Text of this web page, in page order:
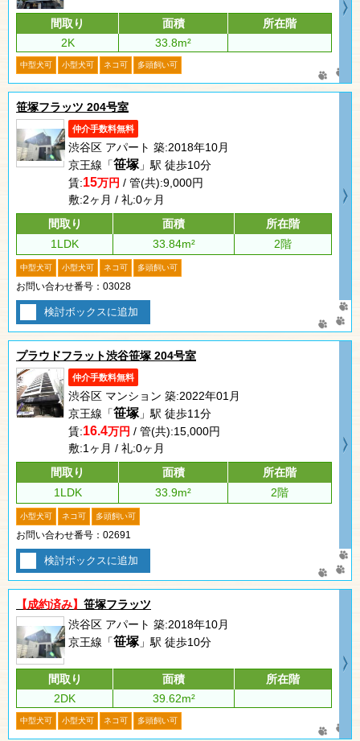
間取り 面積
所在階
2K
33.8m²
中型犬可 小型犬可 ネコ可 多頭飼い可
笹塚フラッツ 204号室
仲介手数料無料
渋谷区 アパート 築:2018年10月
京王線「笹塚」駅 徒歩10分
賃:15万円 / 管(共):9,000円
敷:2ヶ月 / 礼:0ヶ月
間取り
面積
所在階
1LDK
33.84m² 2階
中型犬可 小型犬可 ネコ可 多頭飼い可
お問い合わせ番号：03028
検討ボックスに追加
プラウドフラット渋谷笹塚 204号室
仲介手数料無料
渋谷区 マンション 築:2022年01月
京王線「笹塚」駅 徒歩11分
賃:16.4万円 / 管(共):15,000円
敷:1ヶ月 / 礼:0ヶ月
間取り
面積
所在階
1LDK
33.9m² 2階
小型犬可 ネコ可 多頭飼い可
お問い合わせ番号：02691
検討ボックスに追加
【成約済み】 笹塚フラッツ
渋谷区 アパート 築:2018年10月
京王線「笹塚」駅 徒歩10分
間取り 面積
所在階
2DK
39.62m²
中型犬可 小型犬可 ネコ可 多頭飼い可